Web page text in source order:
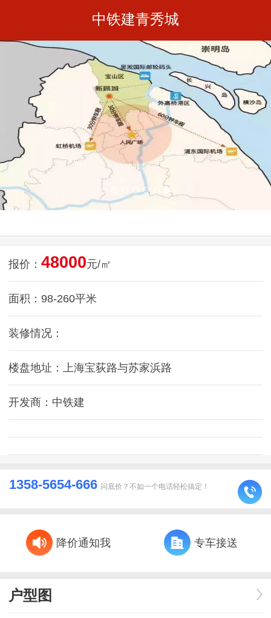
中铁建青秀城
报价： 48000元/㎡
面积：98-260平米
装修情况：
楼盘地址：上海宝荻路与苏家浜路
开发商：中铁建
1358-5654-666 问底价？不如一个电话轻松搞定！
降价通知我 专车接送
户型图